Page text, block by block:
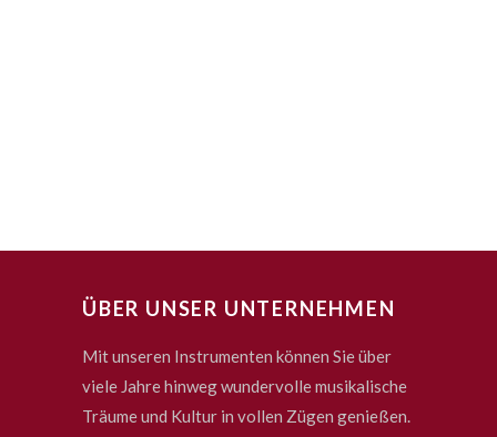
ÜBER UNSER UNTERNEHMEN
Mit unseren Instrumenten können Sie über
viele Jahre hinweg wundervolle musikalische
Träume und Kultur in vollen Zügen genießen.